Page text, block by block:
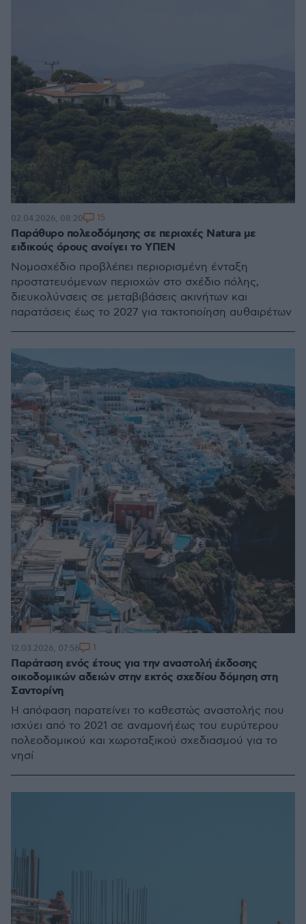
Παράθυρο πολεοδόμησης σε περιοχές Natura με
ειδικούς όρους ανοίγει το ΥΠΕΝ
Νομοσχέδιο προβλέπει περιορισμένη ένταξη
προστατευόμενων περιοχών στο σχέδιο πόλης,
διευκολύνσεις σε μεταβιβάσεις ακινήτων και
παρατάσεις έως το 2027 για τακτοποίηση αυθαιρέτων
02.04.2026, 08:20 15
Παράταση ενός έτους για την αναστολή έκδοσης
οικοδομικών αδειών στην εκτός σχεδίου δόμηση στη
Σαντορίνη
Η απόφαση παρατείνει το καθεστώς αναστολής που
ισχύει από το 2021 σε αναμονή έως του ευρύτερου
πολεοδομικού και χωροταξικού σχεδιασμού για το
νησί
12.03.2026, 07:56 1